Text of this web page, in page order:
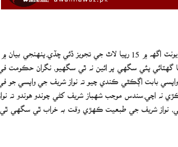
اسلام آباد (م ڊ) پ پ جي سينيئر اڳواڻ خورشيد شاهه بجلي جي في يونٽ اگهه ۾ 15 رپيا لاٿ جي تجويز ڏئي ڇڏي.پنهنجي بيان ۾
شاهه چيو ته پي ڊي ايم جي اتحادي حڪومت في يونٽ 4 رپيا گهٽائي پئي سگهي پر ائين نه ٿي سگهيو، نگران حڪومت في
واپسي بابت اڳڪٿي ڪندي چيو ته نواز شريف جي واپسي جو في
نه اچي.سندس موجب شهباز شريف کڻي چوندو هوندو ته نواز
نواز شريف جي طبعيت ڪهڙي وقت به خراب ٿي سگهي ٿي،